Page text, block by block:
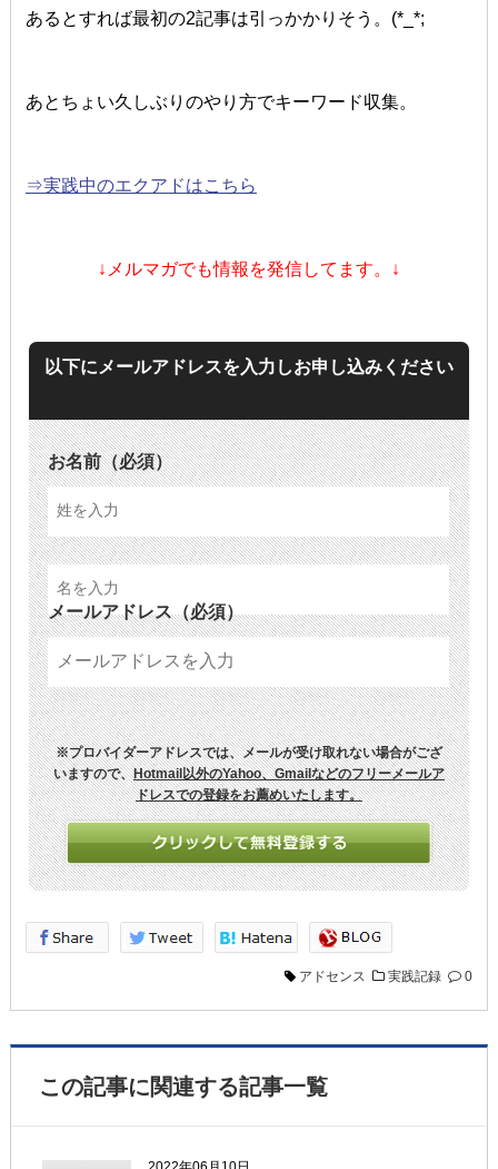
あるとすれば最初の2記事は引っかかりそう。(*_*;
あとちょい久しぶりのやり方でキーワード収集。
⇒実践中のエクアドはこちら
↓ メルマガでも情報を発信してます。↓
以下にメールアドレスを入力しお申し込みください
お名前（必須）
メールアドレス（必須）
※プロバイダーアドレスでは、メールが受け取れない場合がござ
いますので、Hotmail以外のYahoo、Gmailなどのフリーメールア
ドレスでの登録をお薦めいたします。
アドセンス 実践記録 0
この記事に関連する記事一覧